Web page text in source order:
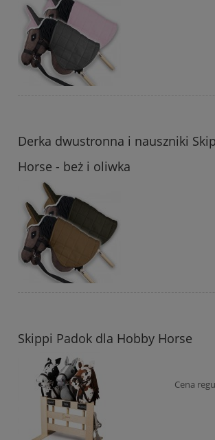
Derka dwustronna i nauszniki
Horse - beż i oliwka
Skippi Padok dla Hobby Horse
Cena